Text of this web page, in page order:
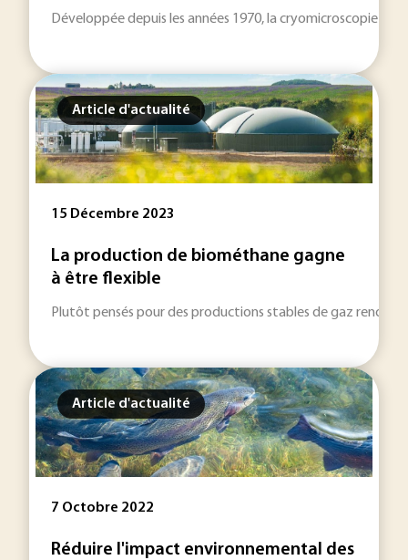
Développée depuis les années 1970, la cryomicroscopie
Article d'actualité
15 Décembre 2023
La production de biométhane gagne
à être flexible
Plutôt pensés pour des productions stables de gaz
Article d'actualité
7 Octobre 2022
Réduire l'impact environnemental des